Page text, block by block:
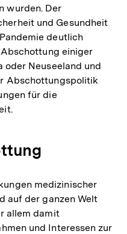
wurden. Der
und Gesundheit
deutlich
einiger
oder Neuseeland und
Abschottungspolitik
für die
medizinischer
auf der ganzen Welt
allem damit
und Interessen zur